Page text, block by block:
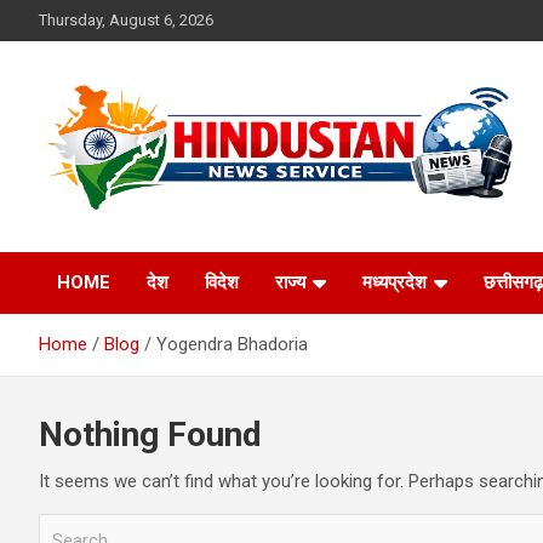
to
Thursday, August 6, 2026
Hindustan News
Service
HOME देश विदेश राज्य मध्यप्रदेश छत्तीसगढ़
Home Blog Yogendra Bhadoria
Nothing Found
It seems we can’t find what you’re looking for. Perhaps